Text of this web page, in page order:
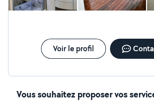
Voir le profil
Vous souhaitez proposer vos